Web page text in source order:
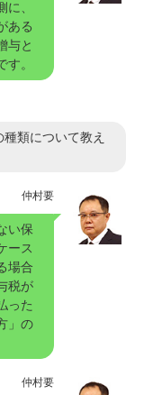
、
ある
与と
。
類について教え
仲村要
い保
ース
場合
税が
った
」の
仲村要